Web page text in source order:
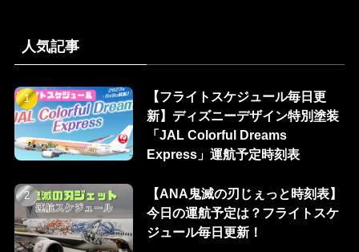
人気記事
【フライトスケジュール毎日更
新】ディズニーデザイン特別塗装
「JAL Colorful Dreams
Express」運航予定時刻表
【ANA鬼滅の刃じぇっと時刻表】
今日の運航予定は？フライトスケ
ジュール毎日更新！